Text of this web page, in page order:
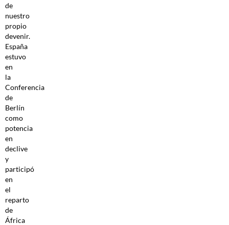
de
nuestro
propio
devenir.
España
estuvo
en
la
Conferencia
de
Berlín
como
potencia
en
declive
y
participó
en
el
reparto
de
África